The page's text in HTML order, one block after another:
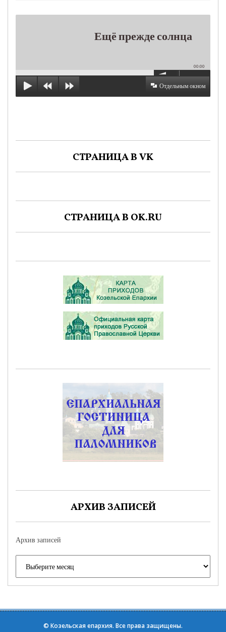
Ещё прежде солнца
00:00
Отдельным окном
СТРАНИЦА В VK
СТРАНИЦА В OK.RU
АРХИВ ЗАПИСЕЙ
Архив записей
© Козельская епархия. Все права защищены.